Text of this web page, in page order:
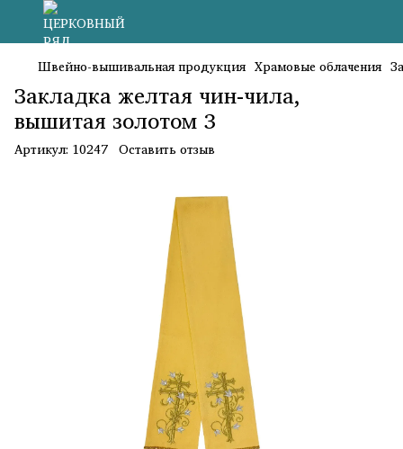
Швейно-вышивальная продукция Храмовые облачения
Закладка желтая чин-чила,
вышитая золотом 3
Артикул: 10247 Оставить отзыв